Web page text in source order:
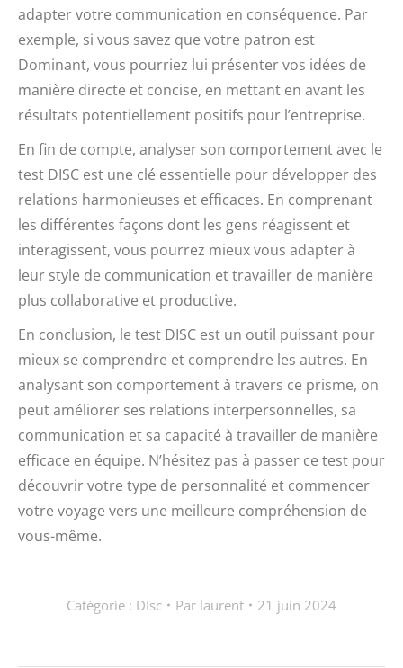
adapter votre communication en conséquence. Par
exemple, si vous savez que votre patron est
Dominant, vous pourriez lui présenter vos idées de
manière directe et concise, en mettant en avant les
résultats potentiellement positifs pour l’entreprise.
En fin de compte, analyser son comportement avec le
test DISC est une clé essentielle pour développer des
relations harmonieuses et efficaces. En comprenant
les différentes façons dont les gens réagissent et
interagissent, vous pourrez mieux vous adapter à
leur style de communication et travailler de manière
plus collaborative et productive.
En conclusion, le test DISC est un outil puissant pour
mieux se comprendre et comprendre les autres. En
analysant son comportement à travers ce prisme, on
peut améliorer ses relations interpersonnelles, sa
communication et sa capacité à travailler de manière
efficace en équipe. N’hésitez pas à passer ce test pour
découvrir votre type de personnalité et commencer
votre voyage vers une meilleure compréhension de
vous-même.
Catégorie : DIsc Par laurent 21 juin 2024